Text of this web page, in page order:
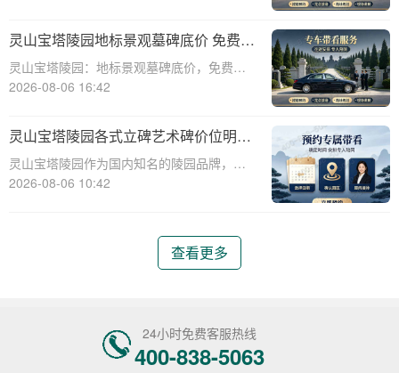
神慰藉的庄严象征。本文将深入剖析灵山宝
塔陵园标志性景观墓碑的基准定价策略，并
详细介绍免
灵山宝塔陵园地标景观墓碑底价 免费班
车配套购墓即享
灵山宝塔陵园：地标景观墓碑底价，免费班
车配套购墓即享☎ 灵山宝塔陵园电话:400-
的规划越来越重视。选择一个合适的墓地，
不仅是对逝者的尊重，也是对生者的
2026-08-06 16:42
灵山宝塔陵园各式立碑艺术碑价位明细
组团选购享折上折
灵山宝塔陵园作为国内知名的陵园品牌，提
供各式立碑艺术碑，满足不同用户的需求。
优惠政策。通过本文，读者将了解到不同类
2026-08-06 10:42
查看更多
24小时免费客服热线
400-838-5063